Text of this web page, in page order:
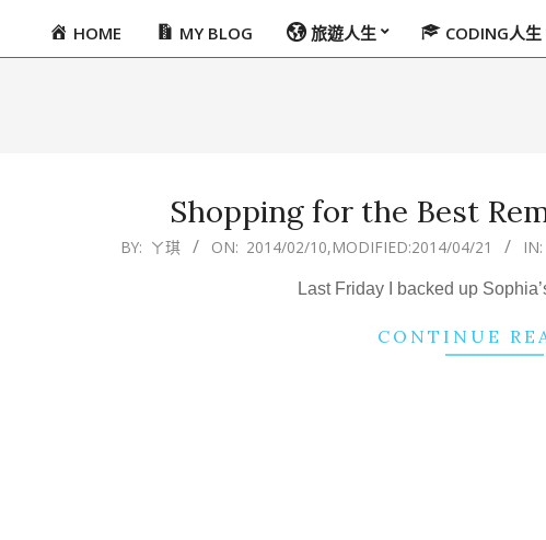
PrimaryHOME MY BLOG 旅遊人生 CODING人生
Shopping for the Best
BY: ㄚ琪 ON: 2014/02/10,MODIFIED:2014/04/21 IN:
Last Friday I backed up
CONTINUE